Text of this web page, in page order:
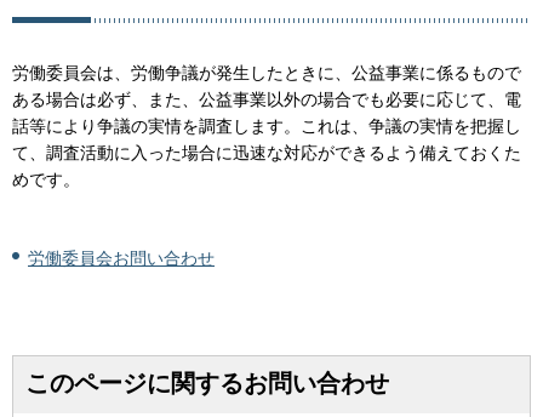
労働委員会は、労働争議が発生したときに、公益事業に係るもので
ある場合は必ず、また、公益事業以外の場合でも必要に応じて、電
話等により争議の実情を調査します。これは、争議の実情を把握し
て、調査活動に入った場合に迅速な対応ができるよう備えておくた
めです。
労働委員会お問い合わせ
このページに関するお問い合わせ